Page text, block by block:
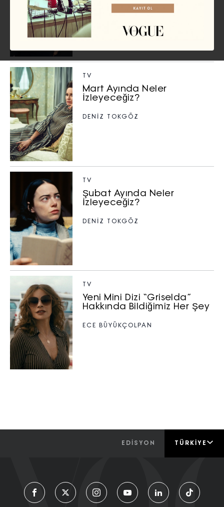
NILSU ATALA
TV
Mart Ayında Neler
İzleyeceğiz?
DENIZ TOKGÖZ
TV
Şubat Ayında Neler
İzleyeceğiz?
DENIZ TOKGÖZ
TV
Yeni Mini Dizi “Griselda”
Hakkında Bildiğimiz Her Şey
ECE BÜYÜKÇOLPAN
EDİSYON TÜRKIYE